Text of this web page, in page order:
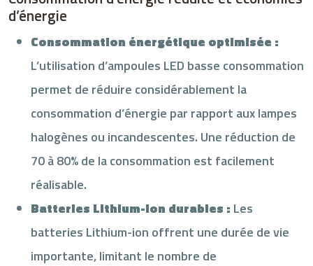
d’énergie
Consommation énergétique optimisée :
L’utilisation d’ampoules LED basse consommation
permet de réduire considérablement la
consommation d’énergie par rapport aux lampes
halogènes ou incandescentes. Une réduction de
70 à 80% de la consommation est facilement
réalisable.
Batteries Lithium-ion durables : Les
batteries Lithium-ion offrent une durée de vie
importante, limitant le nombre de